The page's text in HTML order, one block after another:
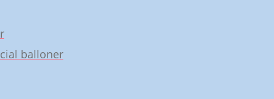
balloner